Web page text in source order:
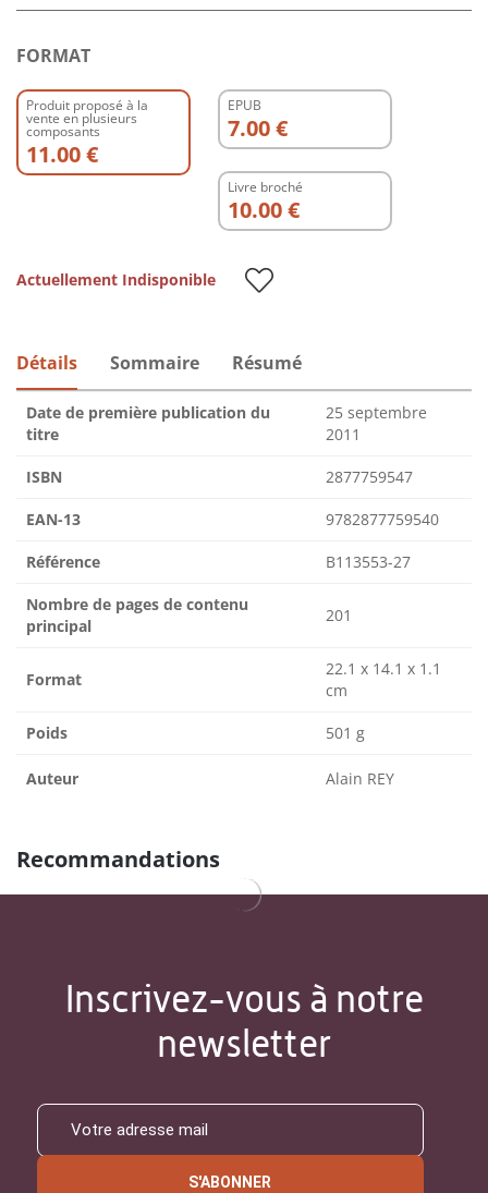
FORMAT
Produit proposé à la
vente en plusieurs
composants
11.00 €
EPUB
7.00 €
Livre broché
10.00 €
Actuellement Indisponible
Détails Sommaire Résumé
Date de première publication du
titre
25 septembre
2011
ISBN 2877759547
EAN-13 9782877759540
Référence B113553-27
Nombre de pages de contenu
principal
201
Format
22.1 x 14.1 x 1.1
cm
Poids 501 g
Auteur Alain REY
Recommandations
Inscrivez-vous à notre
newsletter
S'ABONNER